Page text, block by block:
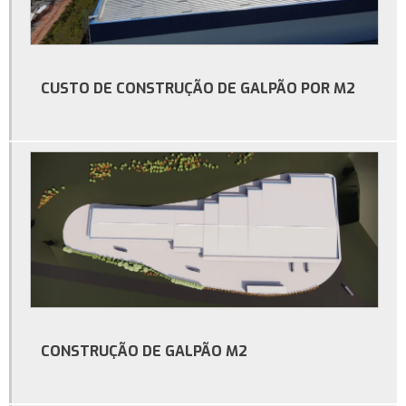
Empresa de galpão estrutura metálica
Galpão convencional
Galpão industrial aluguel
Galpão industrial construção
Galpão industrial para alugar
Locação de galpão
CUSTO DE CONSTRUÇÃO DE GALPÃO POR M2
CONSTRUÇÃO DE GALPÃO M2